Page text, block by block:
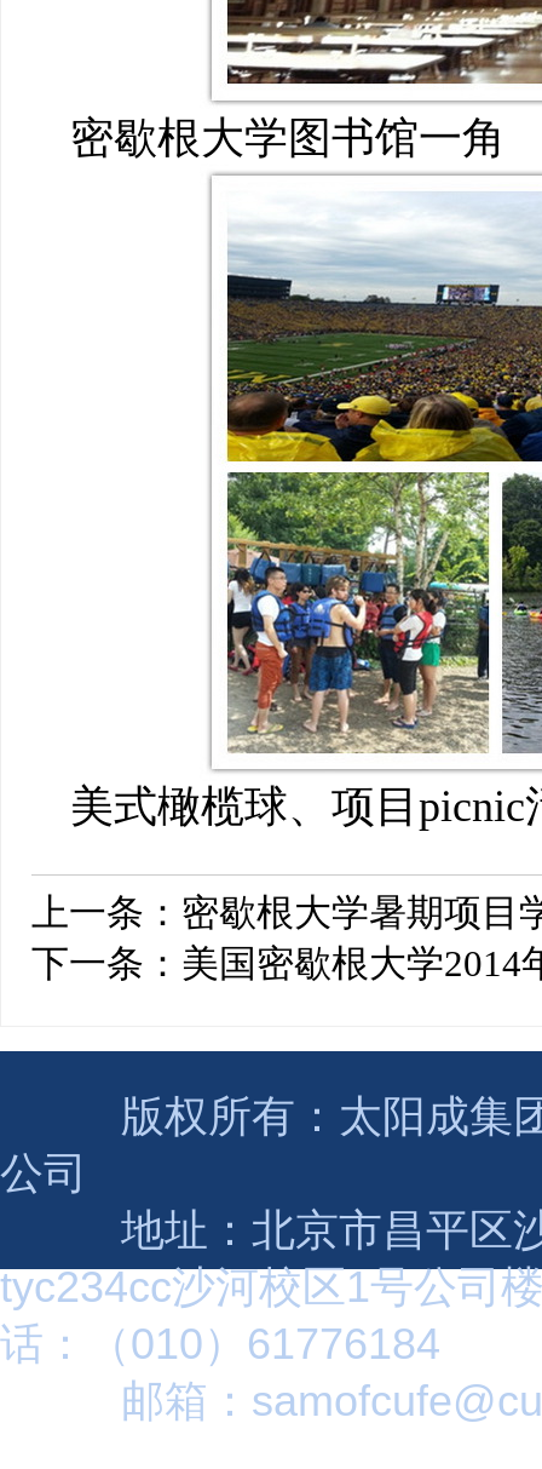
密歇根大学图书馆一角
美式橄榄球、项目
上一条： 密歇根大学暑期项目
下一条： 美国密歇根大学2014
版权所有：太阳成集团
公司
地址：北京市昌平区沙
tyc234cc沙河校区1号公
话：（010）61776184
邮箱：